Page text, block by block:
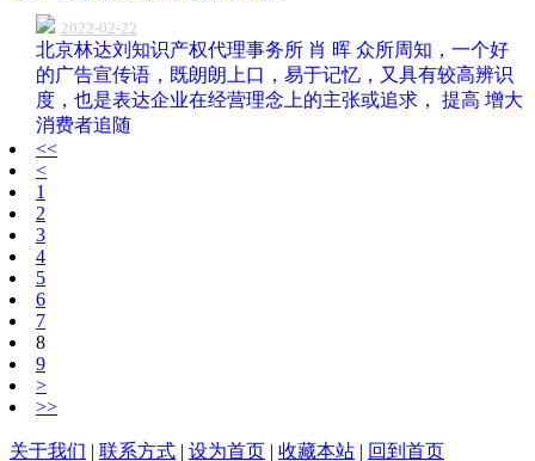
2022-02-22
北京林达刘知识产权代理事务所 肖 晖 众所周知，一个好
的广告宣传语，既朗朗上口，易于记忆，又具有较高辨识
度，也是表达企业在经营理念上的主张或追求， 提高 增大
消费者追随
<<
<
1
2
3
4
5
6
7
8
9
>
>>
关于我们 | 联系方式 | 设为首页 | 收藏本站 | 回到首页